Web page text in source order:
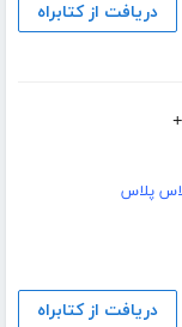
دریافت از کتابراه
پلاس
دریافت از کتابراه